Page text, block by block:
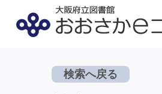
検索へ戻る